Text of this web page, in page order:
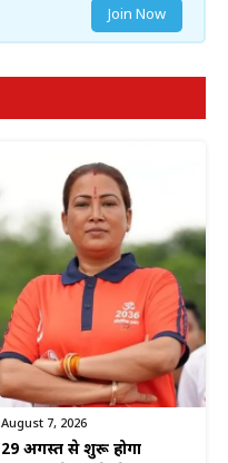
Join Now
August 7, 2026
29 अगस्त से शुरू होगा